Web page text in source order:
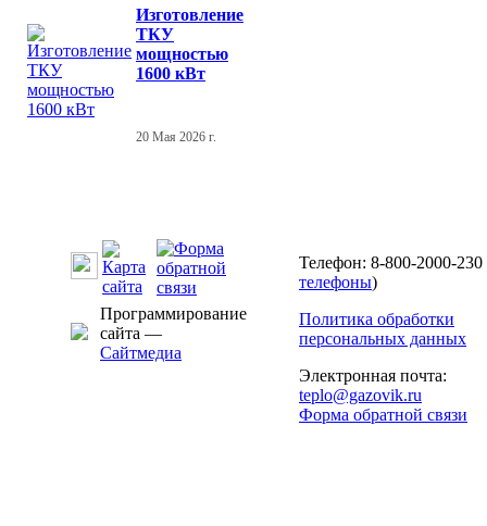
Изготовление
ТКУ
мощностью
1600 кВт
20 Мая 2026 г.
Программирование
сайта —
Сайтмедиа
Телефон: 8-800-2000-230
телефоны)
Политика обработки
персональных данных
Электронная почта:
teplo@gazovik.ru
Форма обратной связи